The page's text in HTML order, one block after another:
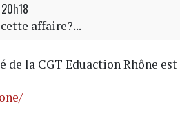
affaire?...
de la CGT Eduaction Rhône